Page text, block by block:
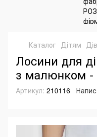
Каталог Дітям
Лосини для
з малюнком -
Артикул: 210116